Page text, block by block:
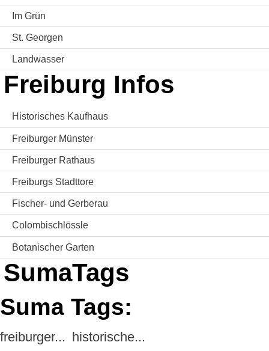
Im Grün
St. Georgen
Landwasser
Freiburg Infos
Historisches Kaufhaus
Freiburger Münster
Freiburger Rathaus
Freiburgs Stadttore
Fischer- und Gerberau
Colombischlössle
Botanischer Garten
SumaTags
Suma Tags:
freiburger... historische...